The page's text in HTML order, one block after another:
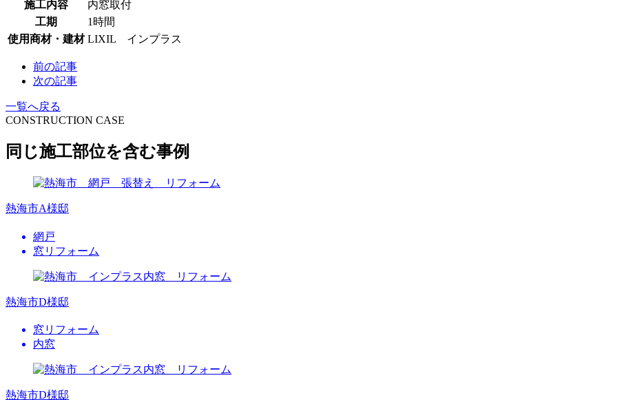
施工内容
内窓取付
工期
1時間
使用商材・建材 LIXIL インプラス
前の記事
次の記事
一覧へ戻る
CONSTRUCTION CASE
同じ施工部位を含む事例
熱海市A様邸
網戸
窓リフォーム
熱海市D様邸
窓リフォーム
内窓
熱海市D様邸